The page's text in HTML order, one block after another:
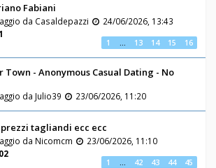
Fabiani
da Casaldepazzi
24/06/2026, 13:43
1 13 14 15 16
Town - Anonymous Casual Dating - No
da Julio39 23/06/2026, 11:20
tagliandi ecc ecc
da Nicomcm
23/06/2026, 11:10
1 42 43 44 45